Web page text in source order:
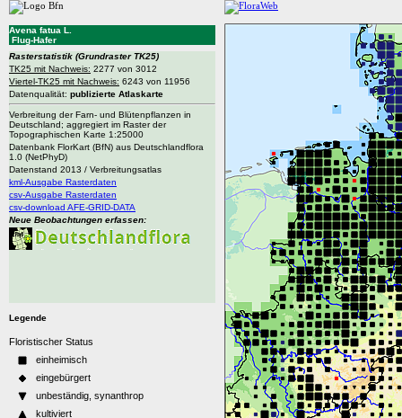
Avena fatua L.
Flug-Hafer
Rasterstatistik (Grundraster TK25)
TK25 mit Nachweis: 2277 von 3012
Viertel-TK25 mit Nachweis: 6243 von 11956
Datenqualität: publizierte Atlaskarte
Verbreitung der Farn- und Blütenpflanzen in
Deutschland; aggregiert im Raster der
Topographischen Karte 1:25000
Datenbank FlorKart (BfN) aus Deutschlandflora
1.0 (NetPhyD)
Datenstand 2013 / Verbreitungsatlas
kml-Ausgabe Rasterdaten
csv-Ausgabe Rasterdaten
csv-download AFE-GRID-DATA
Neue Beobachtungen erfassen:
Legende